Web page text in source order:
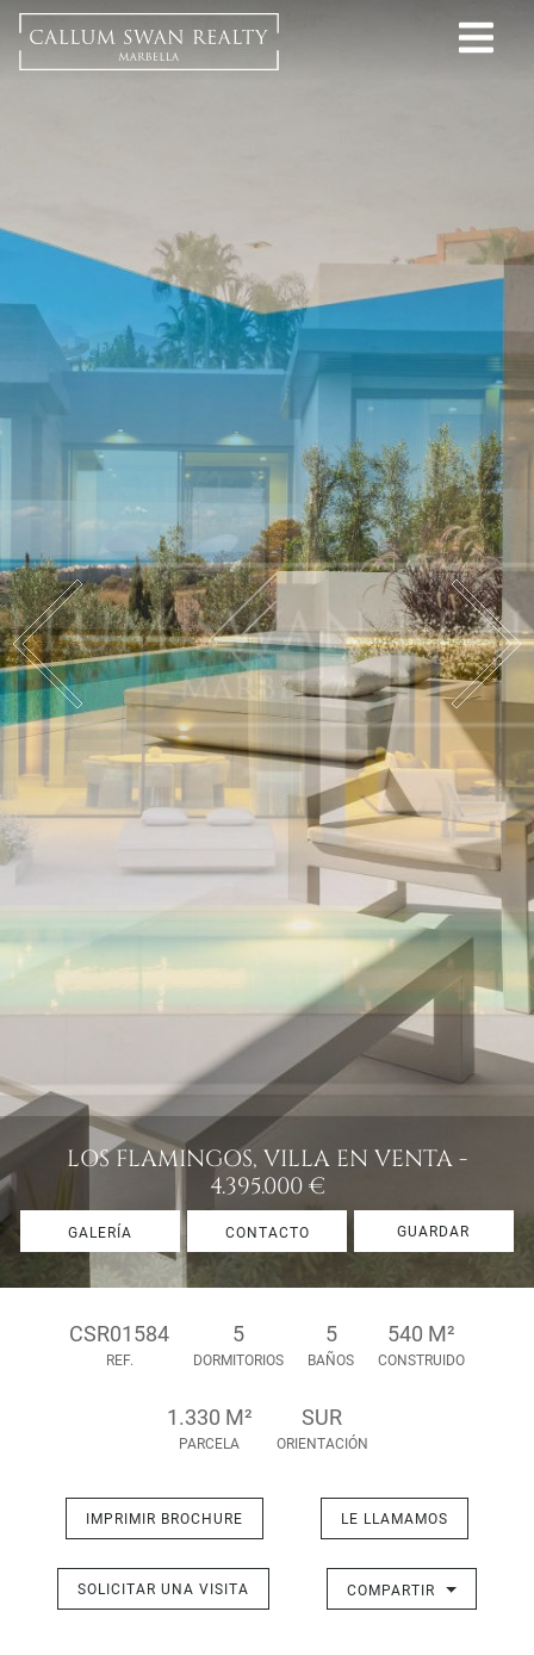
LOS FLAMINGOS, VILLA EN VENTA -
4.395.000 €
GALERÍA CONTACTO GUARDAR
CSR01584
REF.
5
DORMITORIOS
5
BAÑOS
540 M²
CONSTRUIDO
1.330 M²
PARCELA
SUR
ORIENTACIÓN
IMPRIMIR BROCHURE LE LLAMAMOS
SOLICITAR UNA VISITA COMPARTIR